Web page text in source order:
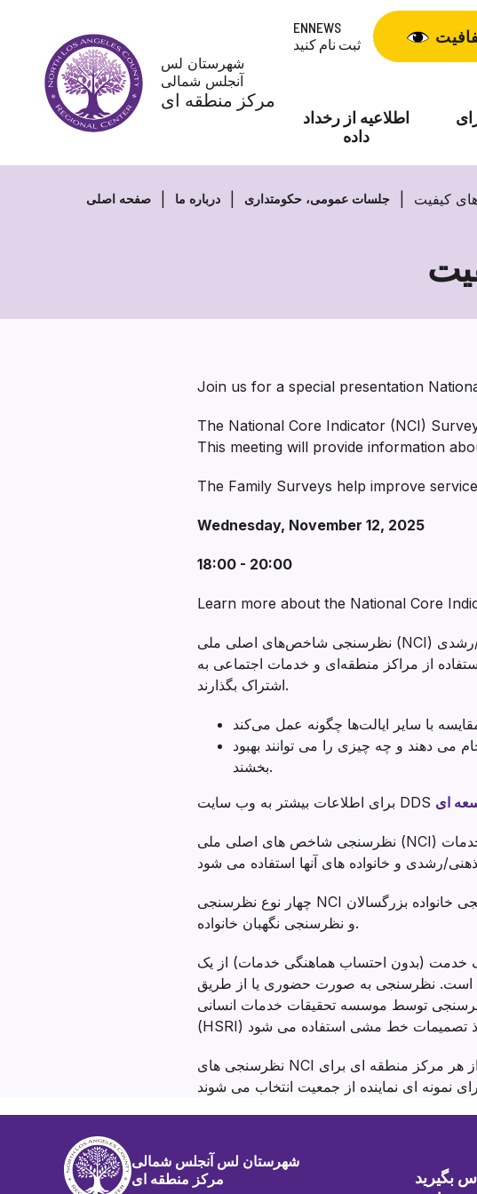
content
شهرستان لس
آنجلس شمالی
مرکز منطقه ای
ENNEWS
ثبت نام کنید
اطلاعیه از رخداد
داده
صفحه اصلی درباره ما جلسات عمومی، حکومتداری
Join us for a special presentation
The National Core Indicator (NCI)
This meeting will provide information
The Family Surveys help improve
Wednesday, November 12, 2025
18:00 - 20:00
Learn more about the National Core
نظرسنجی شاخص‌های اصلی ملی (NCI) به افراد دارای ناتوانی‌های ذهنی/رشدی (I/DD) و خانواده‌هایشان این فرصت را می‌دهد تا
از مراکز منطقه‌ای و خدمات اجتماعی به
اشتراک بگذارند.
می دهند و چه چیزی را می توانند بهبود
بخشند.
نظرسنجی شاخص های اصلی ملی (NCI) نظرسنجی است که توسط بسیاری از ایالت ها، از جمله کالیفرنیا، برای ارزیابی نتایج خدمات
چهار نوع نظرسنجی NCI در کالیفرنیا وجود دارد: نظرسنجی حضوری بزرگسالان، نظرسنجی خانواده کودک، نظرسنجی خانواده بزرگسالان
و نظرسنجی نگهبان خانواده.
یک خدمت (بدون احتساب هماهنگی خدمات) از یک
است. نظرسنجی به صورت حضوری یا از طریق
طول می کشد. نتایج نظرسنجی توسط موسسه تحقیقات خدمات انسانی
نظرسنجی های NCI توسط 42 آژانس ناتوانی رشدی ایالتی از جمله منطقه کلمبیا استفاده می شود. 400 نفر از هر مرکز منطقه ای برای
شهرستان لس آنجلس شمالی
مرکز منطقه ای
بگیرید